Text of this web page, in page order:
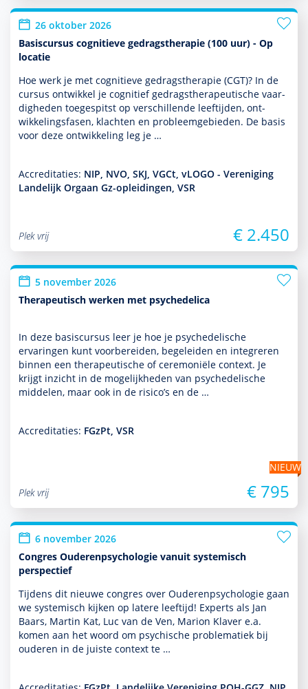
26 oktober 2026
Basiscursus cognitieve gedragstherapie (100 uur) - Op
locatie
Hoe werk je met cogni­tieve gedrags­thera­pie (CGT)? In de
cursus ontwik­kel je cognitief gedrags­thera­peu­tische vaar­
dig­heden toegespitst op ver­schil­lende leeftijden, ont­
wikke­lingsfasen, klachten en probleemgebieden. De basis
voor deze ont­wikke­ling leg je …
Accreditaties: NIP, NVO, SKJ, VGCt, vLOGO - Vereniging
Landelijk Orgaan Gz-opleidingen, VSR
Plek vrij € 2.450
5 november 2026
Therapeutisch werken met psychedelica
In deze basis­cursus leer je hoe je psychedelische
ervaringen kunt voorbereiden, bege­leiden en integreren
binnen een thera­peu­tische of ceremoniële context. Je
krijgt inzicht in de moge­lijk­heden van psychedelische
middelen, maar ook in de risico’s en de …
Accreditaties: FGzPt, VSR
NIEUW
Plek vrij
€ 795
6 november 2026
Congres Ouderenpsychologie vanuit systemisch
perspectief
Tijdens dit nieuwe congres over Ouderenpsycho­logie gaan
we systemisch kijken op latere leeftijd! Experts als Jan
Baars, Martin Kat, Luc van de Ven, Marion Klaver e.a.
komen aan het woord om psychische proble­ma­tiek bij
ouderen in de juiste context te …